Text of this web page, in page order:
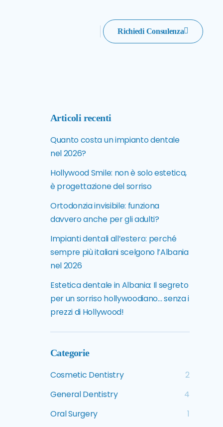
Richiedi Consulenza
Articoli recenti
Quanto costa un impianto dentale
nel 2026?
Hollywood Smile: non è solo estetica,
è progettazione del sorriso
Ortodonzia invisibile: funziona
davvero anche per gli adulti?
Impianti dentali all’estero: perché
sempre più italiani scelgono l’Albania
nel 2026
Estetica dentale in Albania: Il segreto
per un sorriso hollywoodiano… senza i
prezzi di Hollywood!
Categorie
Cosmetic Dentistry
2
General Dentistry
4
Oral Surgery
1